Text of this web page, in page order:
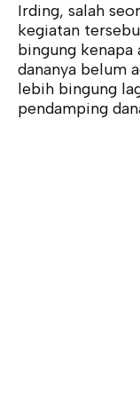
Irding, salah
kegiatan
bingung kenapa
dananya belum
lebih bingung
pendamping